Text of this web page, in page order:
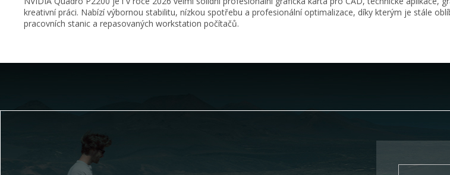
kreativní práci. Nabízí výbornou stabilitu, nízkou spotřebu a profesionální optimalizace, díky kterým je stále
pracovních stanic a repasovaných workstation počítačů.